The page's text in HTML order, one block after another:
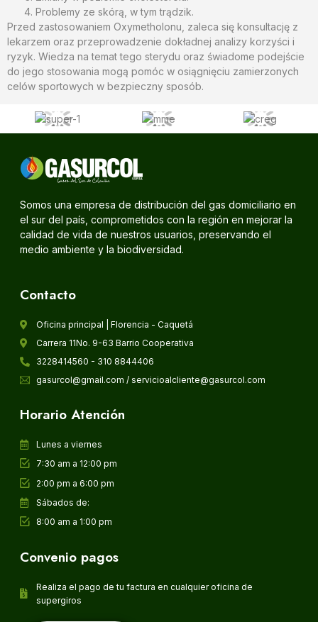
Problemy ze skórą, w tym trądzik.
Przed zastosowaniem Oxymetholonu, zaleca się konsultację z
lekarzem oraz przeprowadzenie dokładnej analizy korzyści i
ryzyk. Wiedza na temat tego sterydu oraz świadome podejście
do jego stosowania mogą pomóc w osiągnięciu zamierzonych
celów sportowych w bezpieczny sposób.
Somos una empresa de distribución del gas domiciliario en
el sur del país, comprometidos con la región en mejorar la
calidad de vida de nuestros usuarios, preservando el
medio ambiente y la biodiversidad.
Contacto
Oficina principal | Florencia - Caquetá
Carrera 11No. 9-63 Barrio Cooperativa
3228414560 - 310 8844406
gasurcol@gmail.com / servicioalcliente@gasurcol.com
Horario Atención
Lunes a viernes
7:30 am a 12:00 pm
2:00 pm a 6:00 pm
Sábados de:
8:00 am a 1:00 pm
Convenio pagos
Realiza el pago de tu factura en cualquier oficina de
supergiros